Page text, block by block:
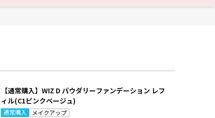
【通常購入】WIZ D パウダリーファンデーション レフ
ィル(C1ピンクベージュ)
通常購入 メイクアップ